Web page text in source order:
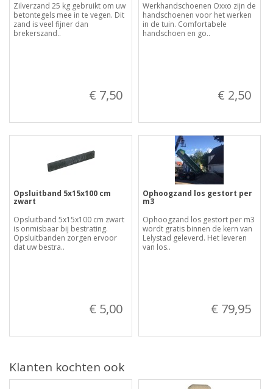
Zilverzand 25 kg gebruikt om uw
betontegels mee in te vegen. Dit
zand is veel fijner dan
brekerszand..
€ 7,50
Werkhandschoenen Oxxo zijn de
handschoenen voor het werken
in de tuin. Comfortabele
handschoen en go..
€ 2,50
Opsluitband 5x15x100 cm
zwart
Opsluitband 5x15x100 cm zwart
is onmisbaar bij bestrating.
Opsluitbanden zorgen ervoor
dat uw bestra..
€ 5,00
Ophoogzand los gestort per
m3
Ophoogzand los gestort per m3
wordt gratis binnen de kern van
Lelystad geleverd. Het leveren
van los..
€ 79,95
Klanten kochten ook